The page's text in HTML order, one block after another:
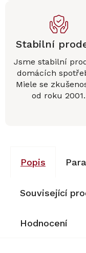
Stabilní
Jsme stabilní
domácích
Miele se
od roku 2001.
Popis
Související
Hodnocení